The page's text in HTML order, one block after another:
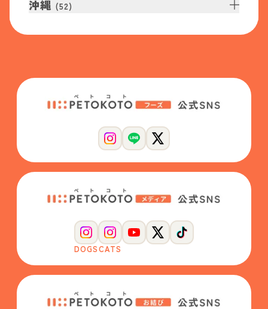
沖縄 (52)
DOGSCATS